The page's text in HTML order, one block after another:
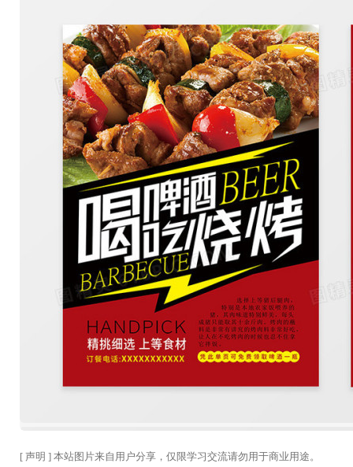
[ 声明 ] 本站图片来自用户分享，仅限学习交流请勿用于商业用途。